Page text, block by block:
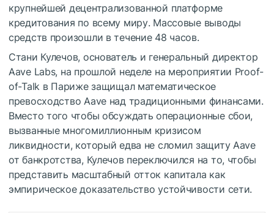
крупнейшей децентрализованной платформе
кредитования по всему миру. Массовые выводы
средств произошли в течение 48 часов.
Стани Кулечов, основатель и генеральный директор
Aave Labs, на прошлой неделе на мероприятии Proof-
of-Talk в Париже защищал математическое
превосходство Aave над традиционными финансами.
Вместо того чтобы обсуждать операционные сбои,
вызванные многомиллионным кризисом
ликвидности, который едва не сломил защиту Aave
от банкротства, Кулечов переключился на то, чтобы
представить масштабный отток капитала как
эмпирическое доказательство устойчивости сети.